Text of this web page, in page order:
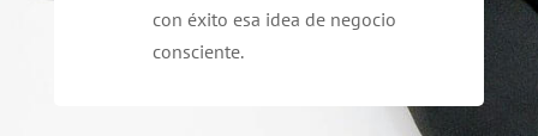
con éxito esa idea de negocio
consciente.